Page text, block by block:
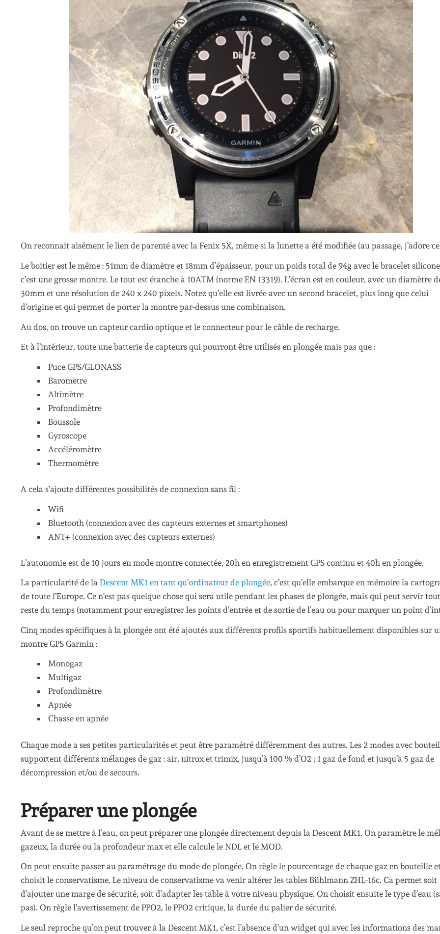
On reconnait aisément le lien de parenté avec la Fenix 5X, même si la lunette a été modifiée (au passage, j’adore
Le boitier est le même : 51mm de diamètre et 18mm d’épaisseur, pour un poids total de 94g avec le bracelet
c’est une grosse montre. Le tout est étanche à 10ATM (norme EN 13319). L’écran est en couleur, avec un diamètre
30mm et une résolution de 240 x 240 pixels. Notez qu’elle est livrée avec un second bracelet, plus long que celui
d’origine et qui permet de porter la montre par-dessus une combinaison.
Au dos, on trouve un capteur cardio optique et le connecteur pour le câble de recharge.
Et à l’intérieur, toute une batterie de capteurs qui pourront être utilisés en plongée mais pas que :
Puce GPS/GLONASS
Baromètre
Altimètre
Profondimètre
Boussole
Gyroscope
Accéléromètre
Thermomètre
A cela s’ajoute différentes possibilités de connexion sans fil :
Wifi
Bluetooth (connexion avec des capteurs externes et smartphones)
ANT+ (connexion avec des capteurs externes)
L’autonomie est de 10 jours en mode montre connectée, 20h en enregistrement GPS continu et 40h en plongée.
La particularité de la Descent MK1 en tant qu’ordinateur de plongée, c’est qu’elle embarque en mémoire la
de toute l’Europe. Ce n’est pas quelque chose qui sera utile pendant les phases de plongée, mais qui peut servir
reste du temps (notamment pour enregistrer les points d’entrée et de sortie de l’eau ou pour marquer un point
Cinq modes spécifiques à la plongée ont été ajoutés aux différents profils sportifs habituellement disponibles sur
montre GPS Garmin :
Monogaz
Multigaz
Profondimètre
Apnée
Chasse en apnée
Chaque mode a ses petites particularités et peut être paramétré différemment des autres. Les 2 modes avec
supportent différents mélanges de gaz : air, nitrox et trimix, jusqu’à 100 % d’O2 ; 1 gaz de fond et jusqu’à 5 gaz de
décompression et/ou de secours.
Préparer une plongée
Avant de se mettre à l’eau, on peut préparer une plongée directement depuis la Descent MK1. On paramètre le
gazeux, la durée ou la profondeur max et elle calcule le NDL et le MOD.
On peut ensuite passer au paramétrage du mode de plongée. On règle le pourcentage de chaque gaz en bouteille
choisit le conservatisme. Le niveau de conservatisme va venir altérer les tables Bühlmann ZHL-16c. Ca permet soit
d’ajouter une marge de sécurité, soit d’adapter les table à votre niveau physique. On choisit ensuite le type d’eau
pas). On règle l’avertissement de PPO2, le PPO2 critique, la durée du palier de sécurité.
Le seul reproche qu’on peut trouver à la Descent MK1, c’est l’absence d’un widget qui avec les informations des